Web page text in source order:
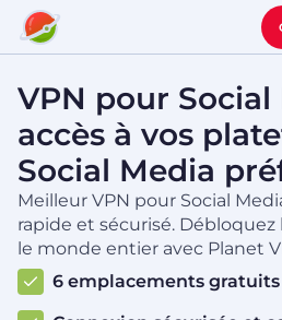
VPN pour Social
accès à vos
Social Media
Meilleur VPN pour Social
rapide et sécurisé.
le monde entier avec Planet
6 emplacements